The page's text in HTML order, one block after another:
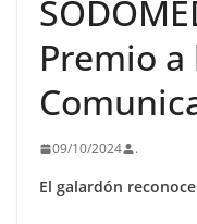
Premio a
09/10/2024 .
El galardón